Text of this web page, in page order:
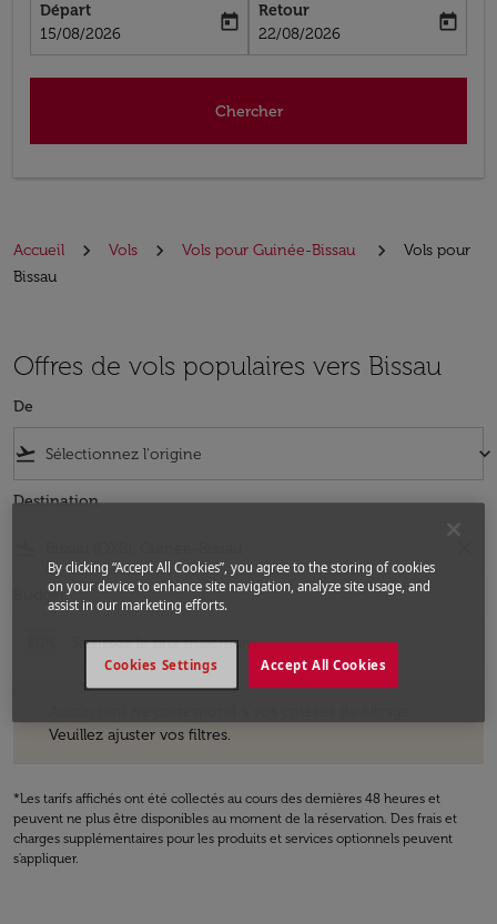
Départ
fc-booking-departure-date-aria-label
15/08/2026
today
Retour
fc-booking-return-date-aria-label
22/08/2026
today
Chercher
Accueil Vols Vols pour Guinée-Bissau
Vols pour
Bissau
Offres de vols populaires vers Bissau
De
flight_takeoff keyboard_arrow_down
Destination
Budget
Veuillez ajuster vos filtres.
Aucun tarif ne correspond à vos critères de filtrage. Veuillez ajuster
*Les tarifs affichés ont été collectés au cours des dernières 48 heures et
peuvent ne plus être disponibles au moment de la réservation. Des frais et
charges supplémentaires pour les produits et services optionnels peuvent
s'appliquer.
By clicking “Accept All Cookies”, you agree to the storing of cookies
on your device to enhance site navigation, analyze site usage, and
assist in our marketing efforts.
Accept All Cookies
Cookies Settings